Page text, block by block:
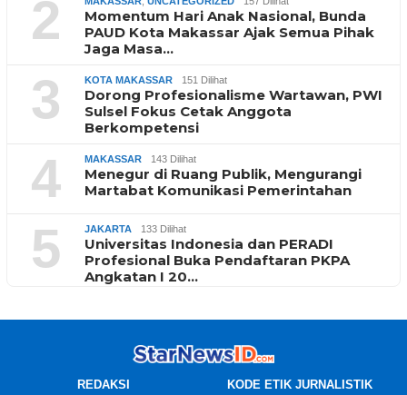
2
Momentum Hari Anak Nasional, Bunda
PAUD Kota Makassar Ajak Semua Pihak
Jaga Masa…
3 KOTA MAKASSAR 151 Dilihat
Dorong Profesionalisme Wartawan, PWI
Sulsel Fokus Cetak Anggota
Berkompetensi
4 MAKASSAR 143 Dilihat
Menegur di Ruang Publik, Mengurangi
Martabat Komunikasi Pemerintahan
5 JAKARTA 133 Dilihat
Universitas Indonesia dan PERADI
Profesional Buka Pendaftaran PKPA
Angkatan I 20…
REDAKSI KODE ETIK JURNALISTIK